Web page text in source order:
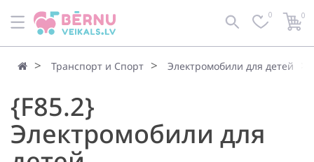
0 0
Транспорт и Спорт Электромобили для детей
{F85.2}
Электромобили для